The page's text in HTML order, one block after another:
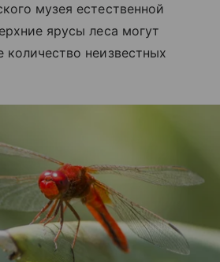
музея естественной
ярусы леса могут
количество неизвестных